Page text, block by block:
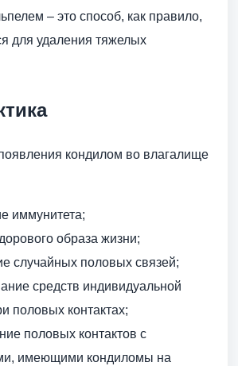
– это способ, как правило,
для удаления тяжелых
кондилом во влагалище
иммунитета;
образа жизни;
случайных половых связей;
средств индивидуальной
половых контактах;
половых контактов с
имеющими кондиломы на